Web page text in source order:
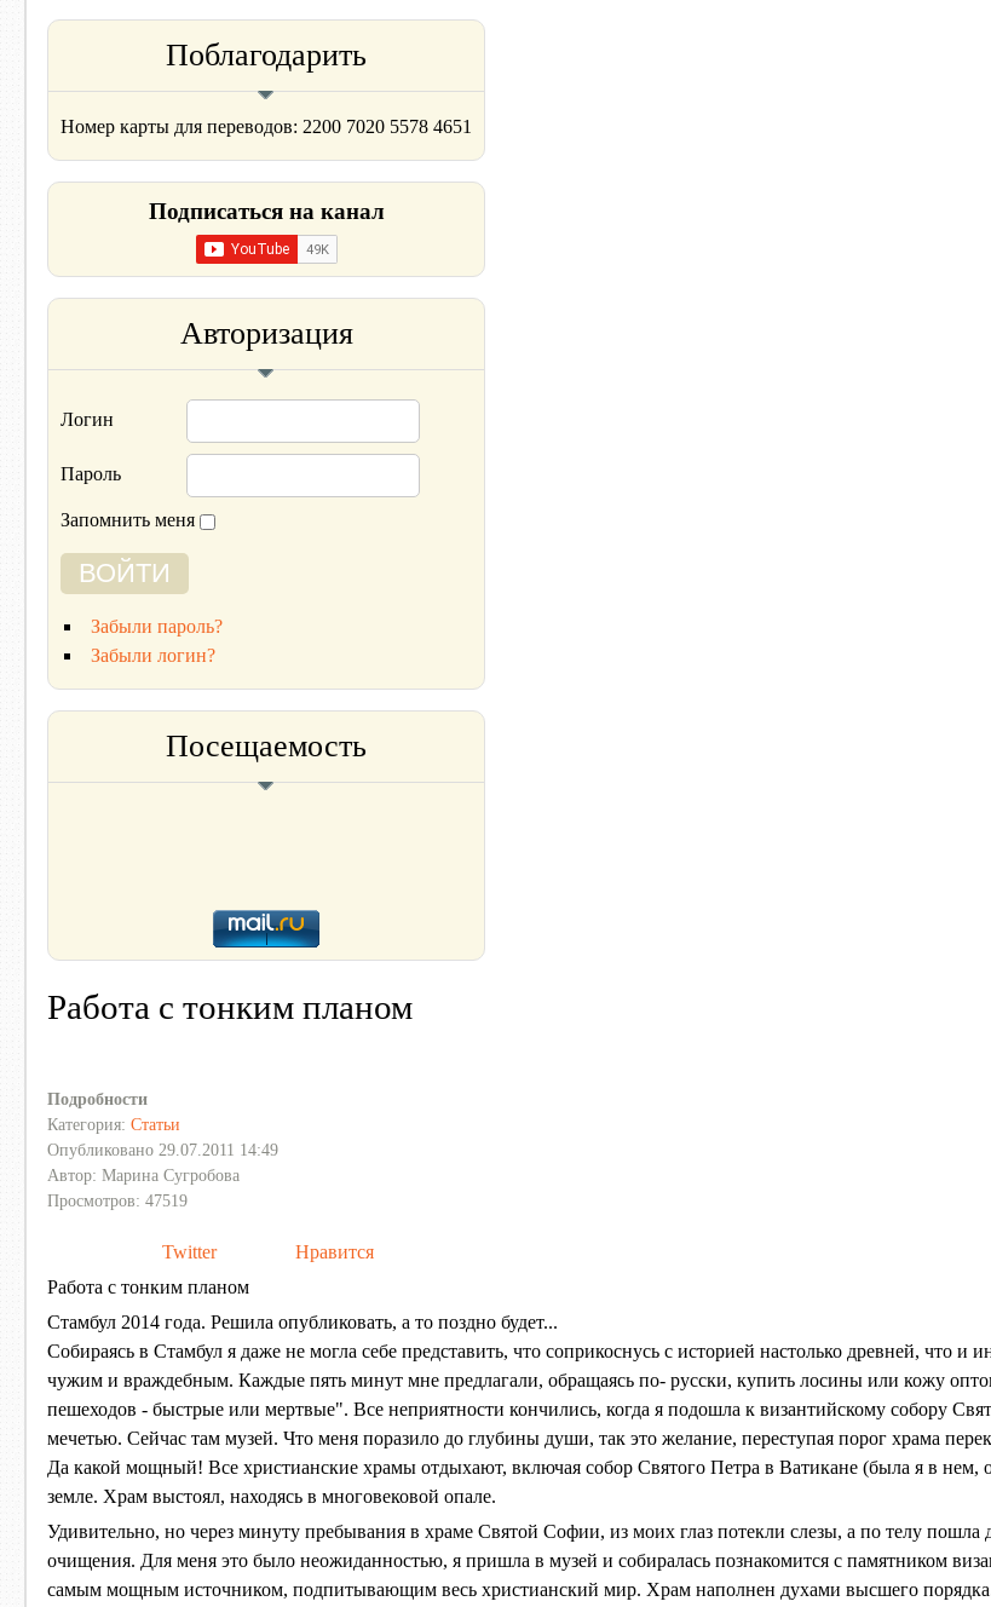
Поблагодарить
Номер карты для переводов: 2200 7020 5578 4651
Подписаться на канал
Авторизация
Логин
Пароль
Запомнить меня
Забыли пароль?
Забыли логин?
Посещаемость
Работа с тонким планом
Подробности
Категория: Статьи
Опубликовано 29.07.2011 14:49
Автор: Марина Сугробова
Просмотров: 47519
Twitter
Нравится
Работа с тонким планом
Стамбул 2014 года. Решила опубликовать, а то поздно будет...
Собираясь в Стамбул я даже не могла себе представить, что соприкоснусь с историей настолько древней, что
чужим и враждебным. Каждые пять минут мне предлагали, обращаясь по- русски, купить лосины или кожу
пешеходов - быстрые или мертвые". Все неприятности кончились, когда я подошла к византийскому собору
мечетью. Сейчас там музей. Что меня поразило до глубины души, так это желание, переступая порог храма
Да какой мощный! Все христианские храмы отдыхают, включая собор Святого Петра в Ватикане (была я в нем,
земле. Храм выстоял, находясь в многовековой опале.
Удивительно, но через минуту пребывания в храме Святой Софии, из моих глаз потекли слезы, а по телу пошла
очищения. Для меня это было неожиданностью, я пришла в музей и собиралась познакомится с памятником
самым мощным источником, подпитывающим весь христианский мир. Храм наполнен духами высшего